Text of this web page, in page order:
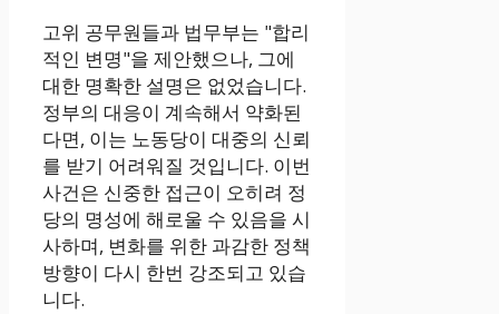
고위 공무원들과 법무부는 "합리
적인 변명"을 제안했으나, 그에
대한 명확한 설명은 없었습니다.
정부의 대응이 계속해서 약화된
다면, 이는 노동당이 대중의 신뢰
를 받기 어려워질 것입니다. 이번
사건은 신중한 접근이 오히려 정
당의 명성에 해로울 수 있음을 시
사하며, 변화를 위한 과감한 정책
방향이 다시 한번 강조되고 있습
니다.